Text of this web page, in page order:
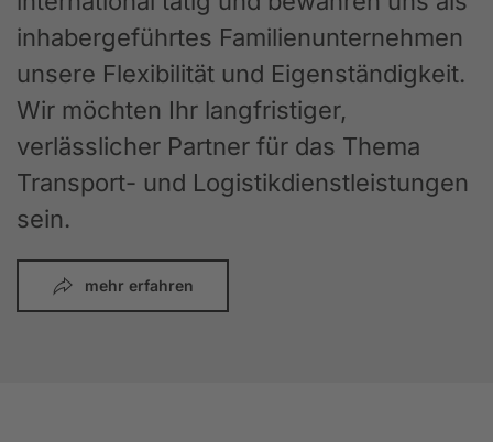
inhabergeführtes Familienunternehmen
unsere Flexibilität und Eigenständigkeit.
Wir möchten Ihr langfristiger,
verlässlicher Partner für das Thema
Transport- und Logistikdienstleistungen
sein.
mehr erfahren